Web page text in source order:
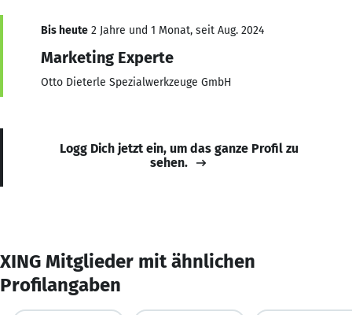
Bis heute 2 Jahre und 1 Monat, seit Aug. 2024
Marketing Experte
Otto Dieterle Spezialwerkzeuge GmbH
Logg Dich jetzt ein, um das ganze Profil zu
sehen.
XING Mitglieder mit ähnlichen
Profilangaben